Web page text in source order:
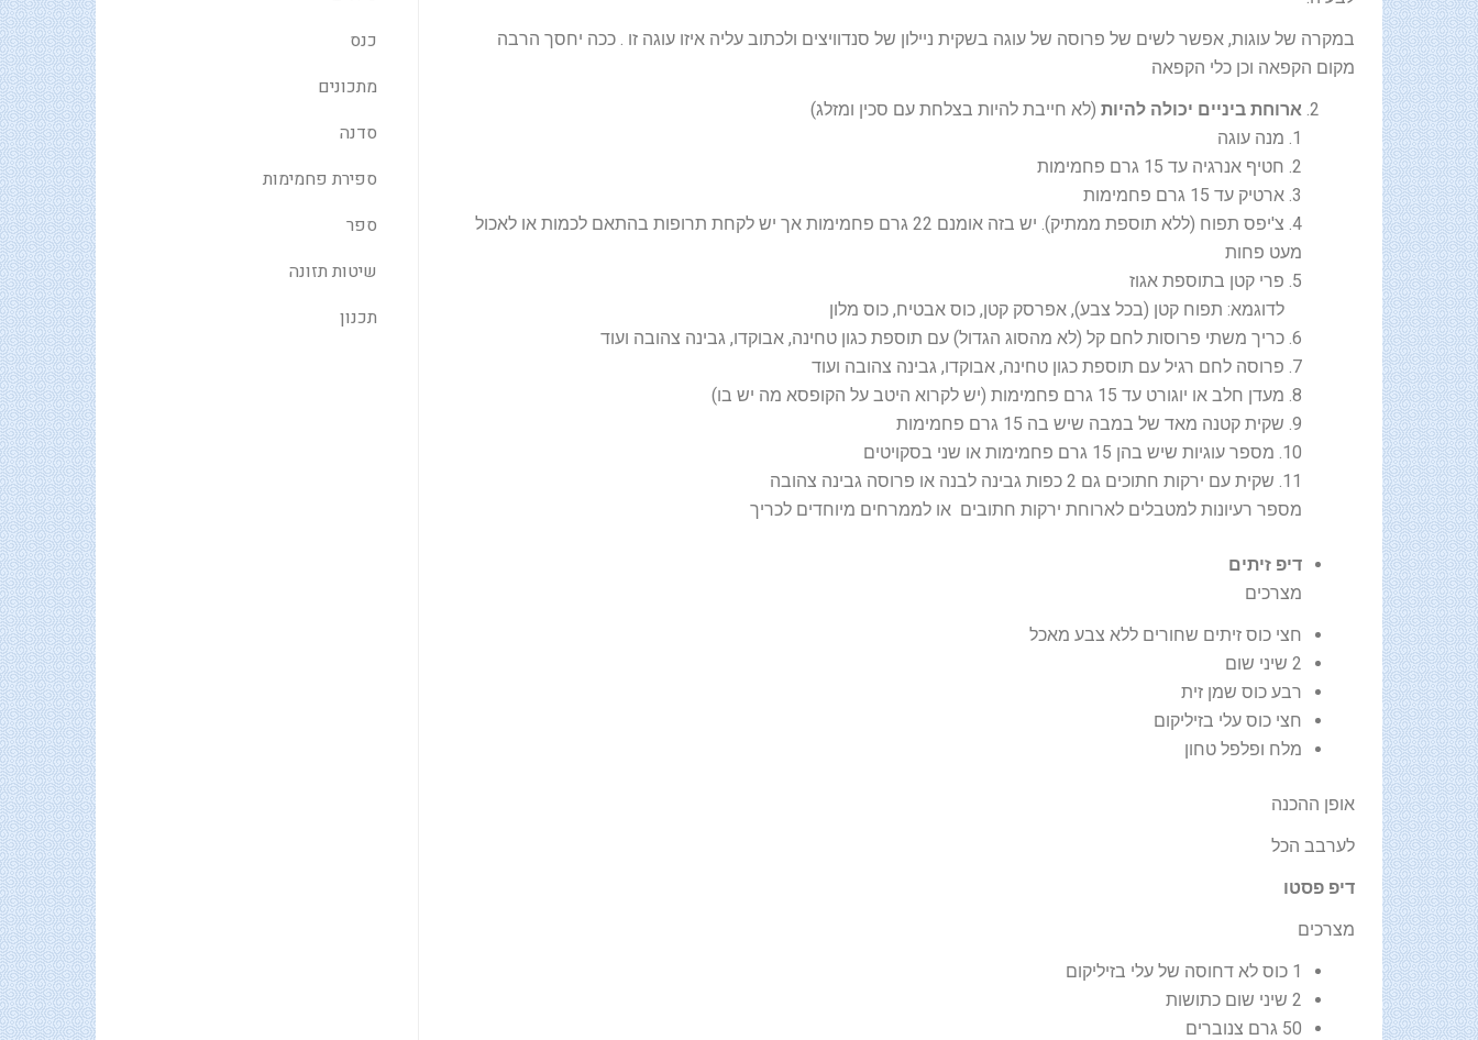
במקרה של עוגות, אפשר לשים של פרוסה של עוגה בשקית ניילון של סנדוויצים ולכתוב עליה איזו עוגה זו . ככה יחסך הרבה
מקום הקפאה וכן כלי הקפאה
ארוחת ביניים יכולה להיות (לא חייבת להיות בצלחת עם סכין ומזלג)
1. מנה עוגה
2. חטיף אנרגיה עד 15 גרם פחמימות
3. ארטיק עד 15 גרם פחמימות
4. צ'יפס תפוח (ללא תוספת ממתיק). יש בזה אומנם 22 גרם פחמימות אך יש לקחת תרופות בהתאם לכמות או לאכול
מעט פחות
5. פרי קטן בתוספת אגוז
לדוגמא: תפוח קטן (בכל צבע), אפרסק קטן, כוס אבטיח, כוס מלון
6. כריך משתי פרוסות לחם קל (לא מהסוג הגדול) עם תוספת כגון טחינה, אבוקדו, גבינה צהובה ועוד
7. פרוסה לחם רגיל עם תוספת כגון טחינה, אבוקדו, גבינה צהובה ועוד
8. מעדן חלב או יוגורט עד 15 גרם פחמימות (יש לקרוא היטב על הקופסא מה יש בו)
9. שקית קטנה מאד של במבה שיש בה 15 גרם פחמימות
10. מספר עוגיות שיש בהן 15 גרם פחמימות או שני בסקויטים
11. שקית עם ירקות חתוכים גם 2 כפות גבינה לבנה או פרוסה גבינה צהובה
מספר רעיונות למטבלים לארוחת ירקות חתובים או לממרחים מיוחדים לכריך
דיפ זיתים
מצרכים
חצי כוס זיתים שחורים ללא צבע מאכל
2 שיני שום‏
רבע כוס שמן זית
חצי כוס עלי בזיליקום
מלח ופלפל טחון
אופן ההכנה
לערבב הכל
דיפ פסטו
מצרכים
1 כוס לא דחוסה של עלי בזיליקום
2 שיני שום כתושות
50 גרם צנוברים
כנס
מתכונים
סדנה
ספירת פחמימות
ספר
שיטות תזונה
תכנון